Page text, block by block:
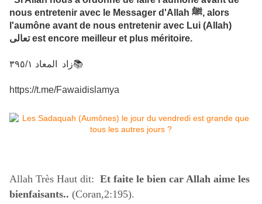
nous entretenir avec le Messager d'Allah ﷺ, alors
l'aumône avant de nous entretenir avec Lui (Allah)
تعالى est encore meilleur et plus méritoire.
‎زاد المعاد ٣٩٥/١📚
https://t.me/Fawaidislamya
Allah Très Haut dit: Et faite le bien car Allah aime les
bienfaisants.. (Coran,2:195).